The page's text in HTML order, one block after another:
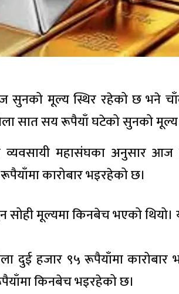
सुनको मूल्य स्थिर रहेको छ भने
सात सय रूपैयाँ घटेको सुनको
व्यवसायी महासंघका अनुसार आज
कारोबार भइरहेको छ।
सोही मूल्यमा किनबेच भएको
दुई हजार ९५ रूपैयाँमा कारोबार
किनबेच भइरहेको छ।